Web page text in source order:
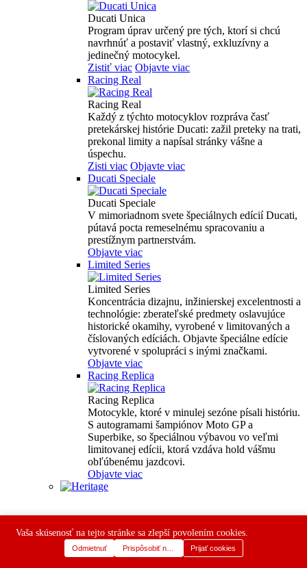
Ducati Unica
Program úprav určený pre tých, ktorí si chcú
navrhnúť a postaviť vlastný, exkluzívny a
jedinečný motocykel.
Zistiť viac Objavte viac
Racing Real
Racing Real
Každý z týchto motocyklov rozpráva časť
pretekárskej histórie Ducati: zažil preteky na trati,
prekonal limity a napísal stránky vášne a
úspechu.
Zisti viac Objavte viac
Ducati Speciale
Ducati Speciale
V mimoriadnom svete špeciálnych edícií Ducati,
pútavá pocta remeselnému spracovaniu a
prestížnym partnerstvám.
Objavte viac
Limited Series
Limited Series
Koncentrácia dizajnu, inžinierskej excelentnosti a
technológie: zberateľské predmety oslavujúce
historické okamihy, vyrobené v limitovaných a
číslovaných edíciách. Objavte špeciálne edície
vytvorené v spolupráci s inými značkami.
Objavte viac
Racing Replica
Racing Replica
Motocykle, ktoré v minulej sezóne písali históriu.
S autogramami šampiónov Moto GP a
Superbike, so špeciálnou výbavou vo veľmi
limitovanej edícii, ktorá vzdáva hold vášmu
obľúbenému jazdcovi.
Objavte viac
Vaša skúsenosť na tejto stránke sa zlepší povolením cookies.
Odmietnuť Prispôsobiť nastaveniaPrijať cookies